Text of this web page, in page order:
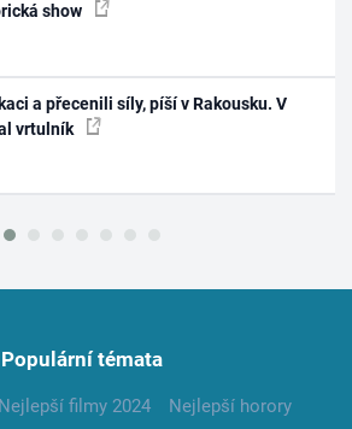
show
a přecenili síly, píší v Rakousku. V
vrtulník
Populární témata
Nejlepší filmy 2024
Nejlepší horory